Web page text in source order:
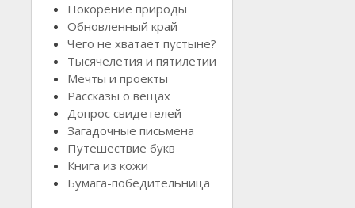
Покорение природы
Обновленный край
Чего не хватает пустыне?
Тысячелетия и пятилетии
Мечты и проекты
Рассказы о вещах
Допрос свидетелей
Загадочные письмена
Путешествие букв
Книга из кожи
Бумага-победительница